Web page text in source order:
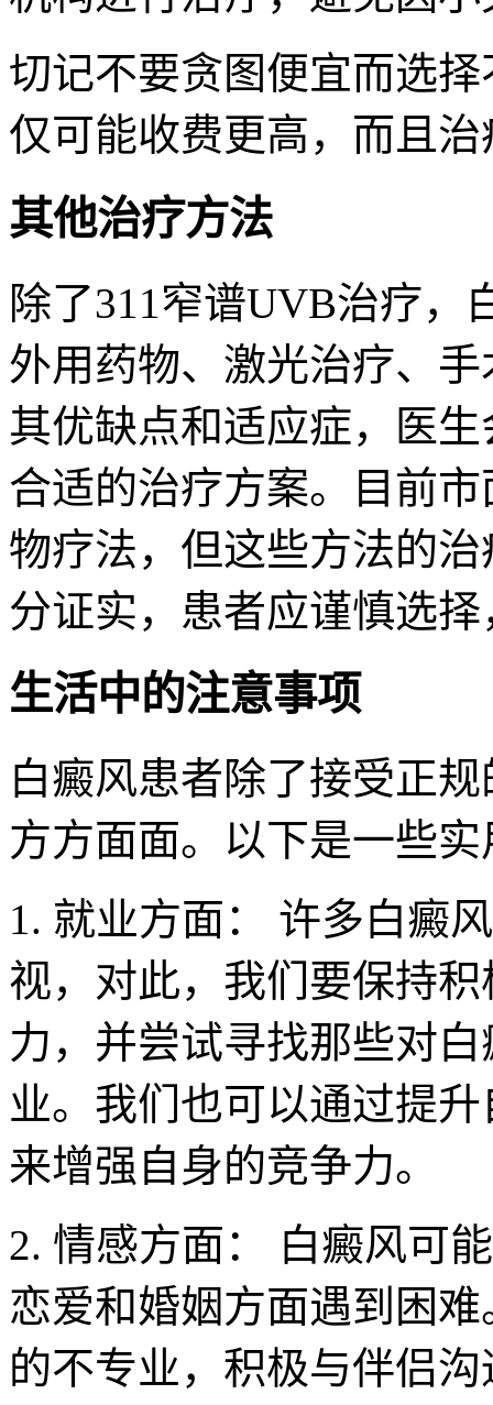
切记不要贪图便宜而选
仅可能收费更高，而且
其他治疗方法
除了311窄谱UVB治疗，
外用药物、激光治疗、
其优缺点和适应症，医
合适的治疗方案。目前
物疗法，但这些方法的
分证实，患者应谨慎选
生活中的注意事项
白癜风患者除了接受正
方方面面。以下是一些
1. 就业方面： 许多白癜
视，对此，我们要保持
力，并尝试寻找那些对
业。我们也可以通过提
来增强自身的竞争力。
2. 情感方面： 白癜风可
恋爱和婚姻方面遇到困
的不专业，积极与伴侣